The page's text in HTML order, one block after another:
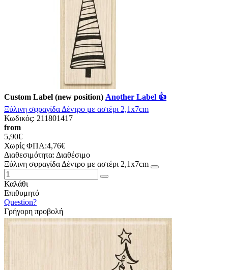
Custom Label (new position) Another Label 👍
Ξύλινη σφραγίδα Δέντρο με αστέρι 2,1x7cm
Κωδικός: 211801417
from
5,90€
Χωρίς ΦΠΑ:4,76€
Διαθεσιμότητα: Διαθέσιμο
Ξύλινη σφραγίδα Δέντρο με αστέρι 2,1x7cm
Καλάθι
Επιθυμητό
Question?
Γρήγορη προβολή